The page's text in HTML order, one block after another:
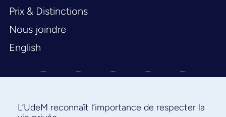
Prix & Distinctions
Nous joindre
English
L’UdeM reconnaît l’importance de respecter la